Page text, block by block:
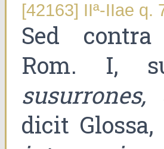
[42163] IIª-IIae q.
Sed
Rom. I,
susurrones,
dicit Glossa,